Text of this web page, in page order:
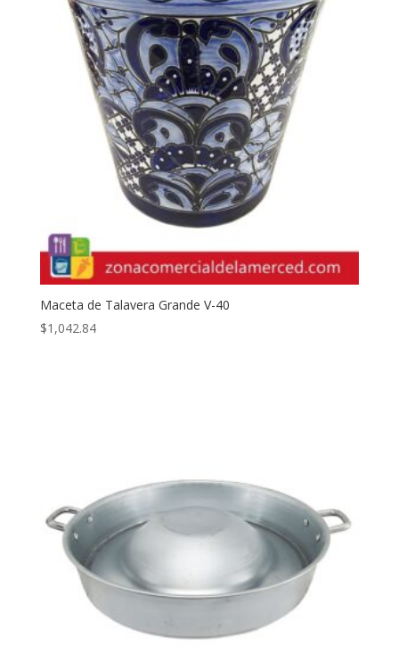
Maceta de Talavera Grande V-40
$1,042.84